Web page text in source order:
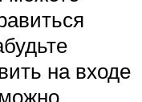
на входе